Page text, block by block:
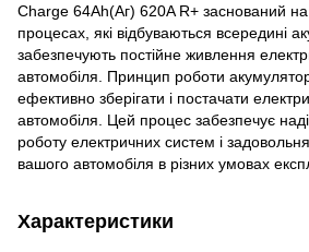
Charge 64Ah(Аг) 620A R+ заснований на
процесах, які відбуваються всередині
забезпечують постійне живлення
автомобіля. Принцип роботи
ефективно зберігати і постачати
автомобіля. Цей процес забезпечує
роботу електричних систем і
вашого автомобіля в різних умовах
Характеристики